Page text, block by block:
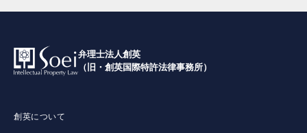
弁理士法人創英
（旧・創英国際特許法律事務所）
創英について